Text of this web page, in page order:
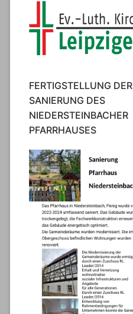
FERTIGSTELLUNG DER
SANIERUNG DES
NIEDERSTEINBACHER
PFARRHAUSES